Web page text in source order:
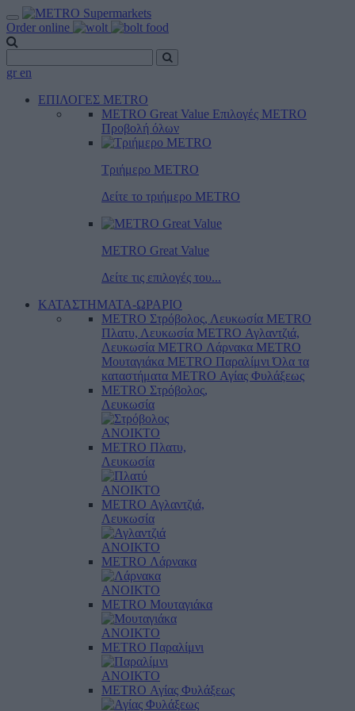
Order online
gr en
ΕΠΙΛΟΓΕΣ METRO
METRO Great Value Επιλογές METRO
Προβολή όλων
Τριήμερο METRO
Δείτε το τριήμερο ΜΕTRO
METRO Great Value
Δείτε τις επιλογές του...
ΚΑΤΑΣΤΗΜΑΤΑ-ΩΡΑΡΙΟ
METRO Στρόβολος, Λευκωσία METRO
Πλατυ, Λευκωσία METRO Αγλαντζιά,
Λευκωσία METRO Λάρνακα METRO
Μουταγιάκα METRO Παραλίμνι Όλα τα
καταστήματα METRO Αγίας Φυλάξεως
METRO Στρόβολος,
Λευκωσία
ΑΝΟΙΚΤΟ
METRO Πλατυ,
Λευκωσία
ΑΝΟΙΚΤΟ
METRO Αγλαντζιά,
Λευκωσία
ΑΝΟΙΚΤΟ
METRO Λάρνακα
ΑΝΟΙΚΤΟ
METRO Μουταγιάκα
ΑΝΟΙΚΤΟ
METRO Παραλίμνι
ΑΝΟΙΚΤΟ
METRO Αγίας Φυλάξεως